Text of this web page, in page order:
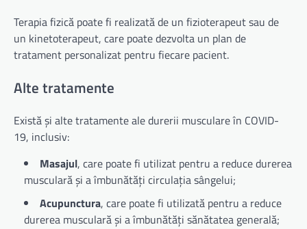
Terapia fizică poate fi realizată de un fizioterapeut sau de
un kinetoterapeut, care poate dezvolta un plan de
tratament personalizat pentru fiecare pacient.
Alte tratamente
Există și alte tratamente ale durerii musculare în COVID-
19, inclusiv:
Masajul, care poate fi utilizat pentru a reduce durerea
musculară și a îmbunătăți circulația sângelui;
Acupunctura, care poate fi utilizată pentru a reduce
durerea musculară și a îmbunătăți sănătatea generală;